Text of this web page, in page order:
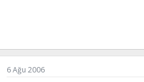
6 Ağu 2006